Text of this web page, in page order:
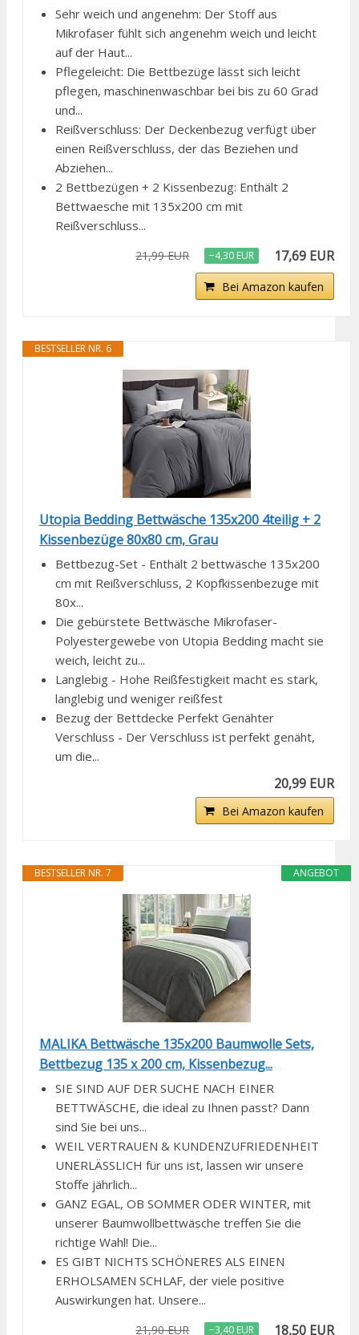
Sehr weich und angenehm: Der Stoff aus
Mikrofaser fühlt sich angenehm weich und leicht
auf der Haut...
Pflegeleicht: Die Bettbezüge lässt sich leicht
pflegen, maschinenwaschbar bei bis zu 60 Grad
und...
Reißverschluss: Der Deckenbezug verfügt über
einen Reißverschluss, der das Beziehen und
Abziehen...
2 Bettbezügen + 2 Kissenbezug: Enthält 2
Bettwaesche mit 135x200 cm mit
Reißverschluss...
21,99 EUR −4,30 EUR 17,69 EUR
Bei Amazon kaufen
BESTSELLER NR. 6
Utopia Bedding Bettwäsche 135x200 4teilig + 2
Kissenbezüge 80x80 cm, Grau
Bettbezug-Set - Enthält 2 bettwäsche 135x200
cm mit Reißverschluss, 2 Kopfkissenbezuge mit
80x...
Die gebürstete Bettwäsche Mikrofaser-
Polyestergewebe von Utopia Bedding macht sie
weich, leicht zu...
Langlebig - Hohe Reißfestigkeit macht es stark,
langlebig und weniger reißfest
Bezug der Bettdecke Perfekt Genähter
Verschluss - Der Verschluss ist perfekt genäht,
um die...
20,99 EUR
Bei Amazon kaufen
ANGEBOT
BESTSELLER NR. 7
MALIKA Bettwäsche 135x200 Baumwolle Sets,
Bettbezug 135 x 200 cm, Kissenbezug...
SIE SIND AUF DER SUCHE NACH EINER
BETTWÄSCHE, die ideal zu Ihnen passt? Dann
sind Sie bei uns...
WEIL VERTRAUEN & KUNDENZUFRIEDENHEIT
UNERLÄSSLICH für uns ist, lassen wir unsere
Stoffe jährlich...
GANZ EGAL, OB SOMMER ODER WINTER, mit
unserer Baumwollbettwäsche treffen Sie die
richtige Wahl! Die...
ES GIBT NICHTS SCHÖNERES ALS EINEN
ERHOLSAMEN SCHLAF, der viele positive
Auswirkungen hat. Unsere...
21,90 EUR −3,40 EUR 18,50 EUR